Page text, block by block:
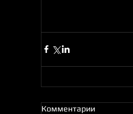
Комментарии